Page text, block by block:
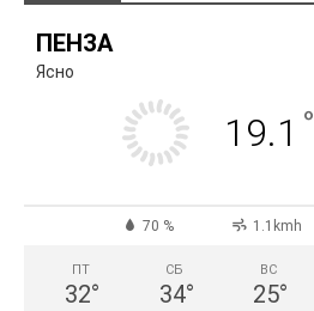
ПЕНЗА
Ясно
19.1 °
70 % 1.1kmh
ПТ
32°
СБ
34°
ВС
25°